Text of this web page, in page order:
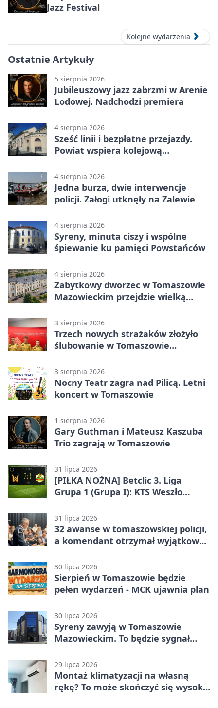
Jazz Festival
Kolejne wydarzenia
Ostatnie Artykuły
5 sierpnia 2026
Jubileuszowy jazz zabrzmi w Arenie
Lodowej. Nadchodzi premiera
4 sierpnia 2026
Sześć linii i bezpłatne przejazdy.
Powiat wspiera kolejową
4 sierpnia 2026
Jedna burza, dwie interwencje
policji. Załogi utknęły na Zalewie
4 sierpnia 2026
Syreny, minuta ciszy i wspólne
śpiewanie ku pamięci Powstańców
4 sierpnia 2026
Zabytkowy dworzec w Tomaszowie
Mazowieckim przejdzie wielką
wykonawcy
3 sierpnia 2026
Trzech nowych strażaków złożyło
ślubowanie w Tomaszowie
3 sierpnia 2026
Nocny Teatr zagra nad Pilicą. Letni
koncert w Tomaszowie
1 sierpnia 2026
Gary Guthman i Mateusz Kaszuba
Trio zagrają w Tomaszowie
31 lipca 2026
[PIŁKA NOŻNA] Betclic 3. Liga
Grupa 1 (Grupa I): KTS Weszło
Mazowiecki 2:1
31 lipca 2026
32 awanse w tomaszowskiej policji,
a komendant otrzymał wyjątkowy
30 lipca 2026
Sierpień w Tomaszowie będzie
pełen wydarzeń - MCK ujawnia plan
30 lipca 2026
Syreny zawyją w Tomaszowie
Mazowieckim. To będzie sygnał
29 lipca 2026
Montaż klimatyzacji na własną
rękę? To może skończyć się wysoką